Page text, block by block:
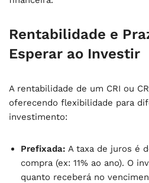
Rentabilidade e
Esperar ao Investir
A rentabilidade de um CRI ou
oferecendo flexibilidade para
investimento:
Prefixada: A taxa de juros é
compra (ex: 11% ao ano). O
quanto receberá no